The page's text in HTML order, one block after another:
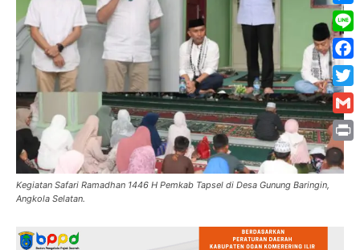
Kegiatan Safari Ramadhan 1446 H Pemkab Tapsel di Desa Gunung Baringin,
Angkola Selatan.
Line
Print